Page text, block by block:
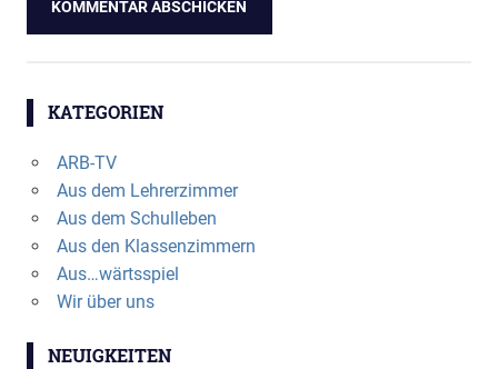
KATEGORIEN
ARB-TV
Aus dem Lehrerzimmer
Aus dem Schulleben
Aus den Klassenzimmern
Aus…wärtsspiel
Wir über uns
NEUIGKEITEN